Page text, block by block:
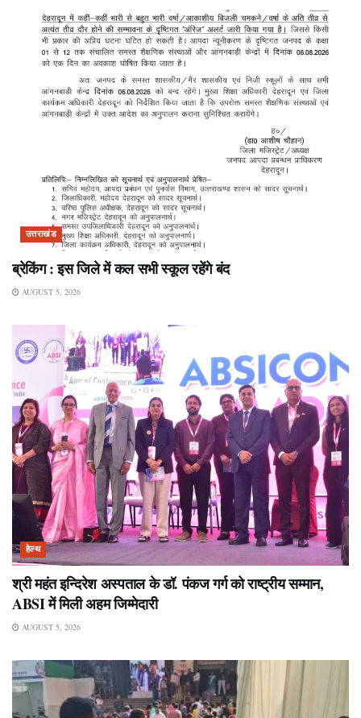
उत्तराखंड
ब्रेकिंग : इस जिले में कल सभी स्कूल रहेंगे बंद
AUGUST 5, 2026
हेल्थ
श्री महंत इन्दिरेश अस्पताल के डॉ. पंकज गर्ग को राष्ट्रीय सम्मान,
ABSI में मिली अहम जिम्मेदारी
AUGUST 5, 2026